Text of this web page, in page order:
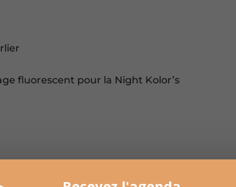
fluorescent pour la Night Kolor’s